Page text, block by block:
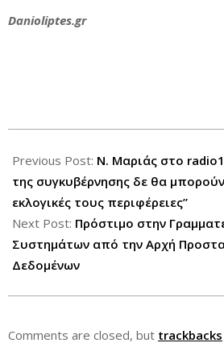
Danioliptes.gr
08-
09
Previous Post: Ν. Μαριάς στο
της συγκυβέρνησης δε θα
εκλογικές τους περιφέρειες”
Next Post: Πρόστιμο στην
Συστημάτων από την Αρχή
Δεδομένων
Comments are closed, but trackbacks